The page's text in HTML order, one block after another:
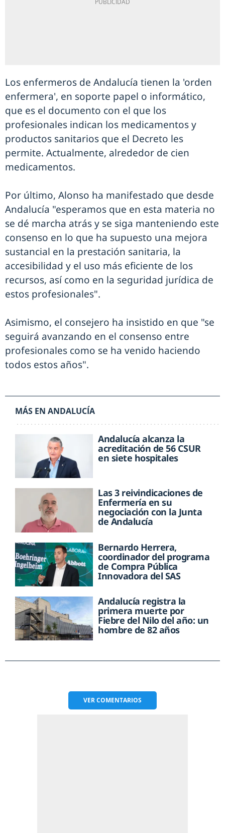
Los enfermeros de Andalucía tienen la 'orden
enfermera', en soporte papel o informático,
que es el documento con el que los
profesionales indican los medicamentos y
productos sanitarios que el Decreto les
permite. Actualmente, alrededor de cien
medicamentos.
Por último, Alonso ha manifestado que desde
Andalucía "esperamos que en esta materia no
se dé marcha atrás y se siga manteniendo este
consenso en lo que ha supuesto una mejora
sustancial en la prestación sanitaria, la
accesibilidad y el uso más eficiente de los
recursos, así como en la seguridad jurídica de
estos profesionales".
Asimismo, el consejero ha insistido en que "se
seguirá avanzando en el consenso entre
profesionales como se ha venido haciendo
todos estos años".
MÁS EN ANDALUCÍA
Andalucía alcanza la
acreditación de 56 CSUR
en siete hospitales
Las 3 reivindicaciones de
Enfermería en su
negociación con la Junta
de Andalucía
Bernardo Herrera,
coordinador del programa
de Compra Pública
Innovadora del SAS
Andalucía registra la
primera muerte por
Fiebre del Nilo del año: un
hombre de 82 años
VERCOMENTARIOS